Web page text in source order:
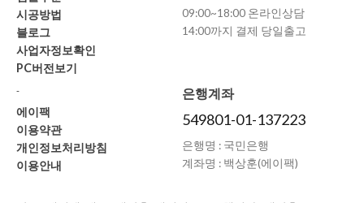
시공방법
블로그
사업자정보확인
PC버전보기
-
에이팩
이용약관
개인정보처리방침
이용안내
09:00~18:00 온라인상담
14:00까지 결제 당일출고
은행계좌
549801-01-137223
은행명 : 국민은행
계좌명 : 백상훈(에이팩)